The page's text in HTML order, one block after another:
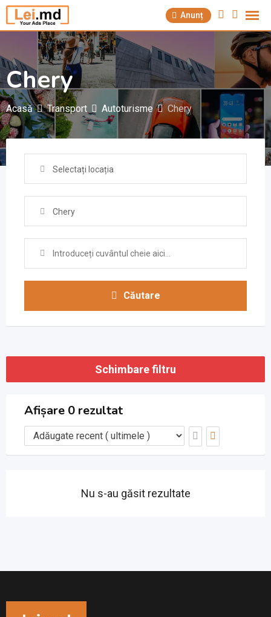
Săriți
la
Anunț
Chery
Acasă Transport Autoturisme Chery
Selectați locația
Chery
Căutare
Schimbare filtru
Afișare 0 rezultat
Nu s-au găsit rezultate